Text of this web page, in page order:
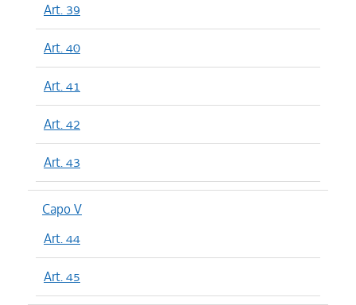
Art. 39
Art. 40
Art. 41
Art. 42
Art. 43
Capo V
Art. 44
Art. 45